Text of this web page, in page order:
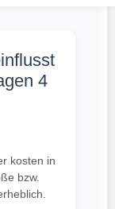
4
kosten in
bzw.